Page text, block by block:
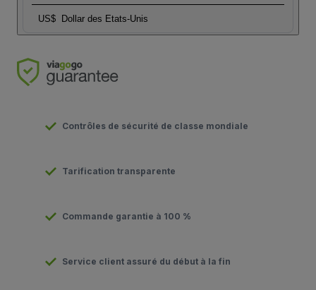
US$ Dollar des Etats-Unis
Contrôles de sécurité de classe mondiale
Tarification transparente
Commande garantie à 100 %
Service client assuré du début à la fin